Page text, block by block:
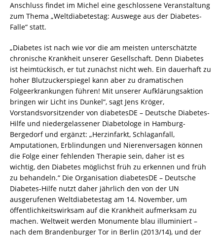
Anschluss findet im Michel eine geschlossene Veranstaltung
zum Thema „Weltdiabetestag: Auswege aus der Diabetes-
Falle“ statt.
„Diabetes ist nach wie vor die am meisten unterschätzte
chronische Krankheit unserer Gesellschaft. Denn Diabetes
ist heimtückisch, er tut zunächst nicht weh. Ein dauerhaft zu
hoher Blutzuckerspiegel kann aber zu dramatischen
Folgeerkrankungen führen! Mit unserer Aufklärungsaktion
bringen wir Licht ins Dunkel“, sagt Jens Kröger,
Vorstandsvorsitzender von diabetesDE – Deutsche Diabetes-
Hilfe und niedergelassener Diabetologe in Hamburg-
Bergedorf und ergänzt: „Herzinfarkt, Schlaganfall,
Amputationen, Erblindungen und Nierenversagen können
die Folge einer fehlenden Therapie sein, daher ist es
wichtig, den Diabetes möglichst früh zu erkennen und früh
zu behandeln.“ Die Organisation diabetesDE – Deutsche
Diabetes-Hilfe nutzt daher jährlich den von der UN
ausgerufenen Weltdiabetestag am 14. November, um
öffentlichkeitswirksam auf die Krankheit aufmerksam zu
machen. Weltweit werden Monumente blau illuminiert –
nach dem Brandenburger Tor in Berlin (2013/14), und der